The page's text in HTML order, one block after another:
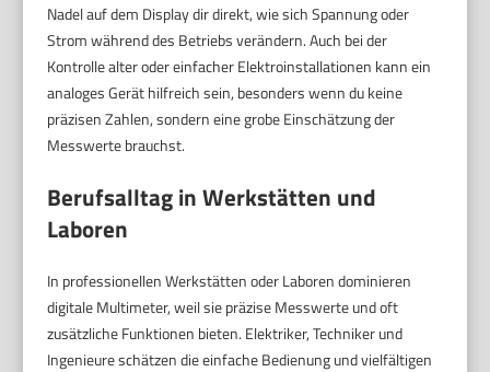
Nadel auf dem Display dir direkt, wie sich Spannung oder
Strom während des Betriebs verändern. Auch bei der
Kontrolle alter oder einfacher Elektroinstallationen kann ein
analoges Gerät hilfreich sein, besonders wenn du keine
präzisen Zahlen, sondern eine grobe Einschätzung der
Messwerte brauchst.
Berufsalltag in Werkstätten und
Laboren
In professionellen Werkstätten oder Laboren dominieren
digitale Multimeter, weil sie präzise Messwerte und oft
zusätzliche Funktionen bieten. Elektriker, Techniker und
Ingenieure schätzen die einfache Bedienung und vielfältigen